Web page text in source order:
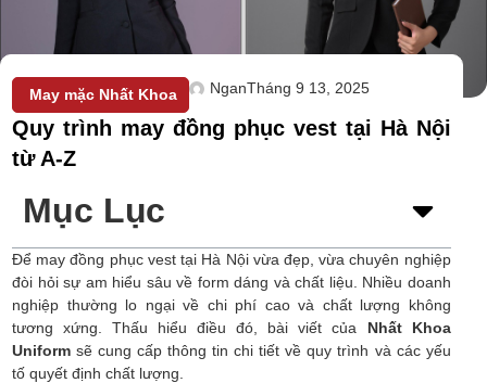
May mặc Nhất Khoa NganTháng 9 13, 2025
Quy trình may đồng phục vest tại Hà Nội
từ A-Z
Mục Lục
Để may đồng phục vest tại Hà Nội vừa đẹp, vừa chuyên nghiệp
đòi hỏi sự am hiểu sâu về form dáng và chất liệu. Nhiều doanh
nghiệp thường lo ngại về chi phí cao và chất lượng không
tương xứng. Thấu hiểu điều đó, bài viết của Nhất Khoa
Uniform sẽ cung cấp thông tin chi tiết về quy trình và các yếu
tố quyết định chất lượng.